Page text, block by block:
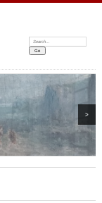
Search:
>